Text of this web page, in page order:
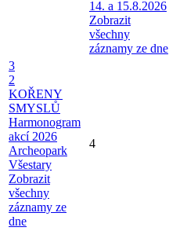
14. a 15.8.2026
Zobrazit
všechny
záznamy ze dne
3
2
KOŘENY
SMYSLŮ
Harmonogram
akcí 2026
Archeopark
Všestary
Zobrazit
všechny
záznamy ze
dne
4